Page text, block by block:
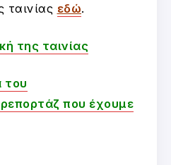
ταινίας εδώ.
της ταινίας
του
που έχουμε